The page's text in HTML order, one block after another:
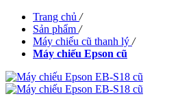
Trang chủ /
Sản phẩm /
Máy chiếu cũ thanh lý /
Máy chiếu Epson cũ